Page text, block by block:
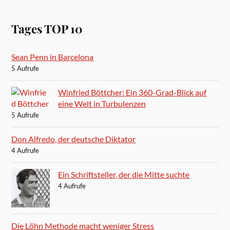
Tages TOP 10
Sean Penn in Barcelona
5 Aufrufe
Winfried Böttcher: Ein 360-Grad-Blick auf
eine Welt in Turbulenzen
5 Aufrufe
Don Alfredo, der deutsche Diktator
4 Aufrufe
Ein Schriftsteller, der die Mitte suchte
4 Aufrufe
Die Löhn Methode macht weniger Stress